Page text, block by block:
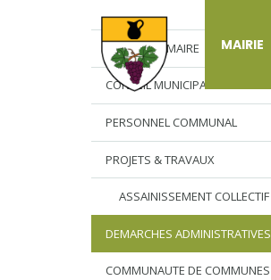
MAIRIE
L’EDITO DU MAIRE
CONSEIL MUNICIPAL
PERSONNEL COMMUNAL
PROJETS & TRAVAUX
ASSAINISSEMENT COLLECTIF
DEMARCHES ADMINISTRATIVES
COMMUNAUTE DE COMMUNES